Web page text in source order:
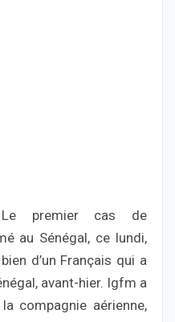
: Le premier cas de
au Sénégal, ce lundi,
d’un Français qui a
avant-hier. Igfm a
compagnie aérienne,